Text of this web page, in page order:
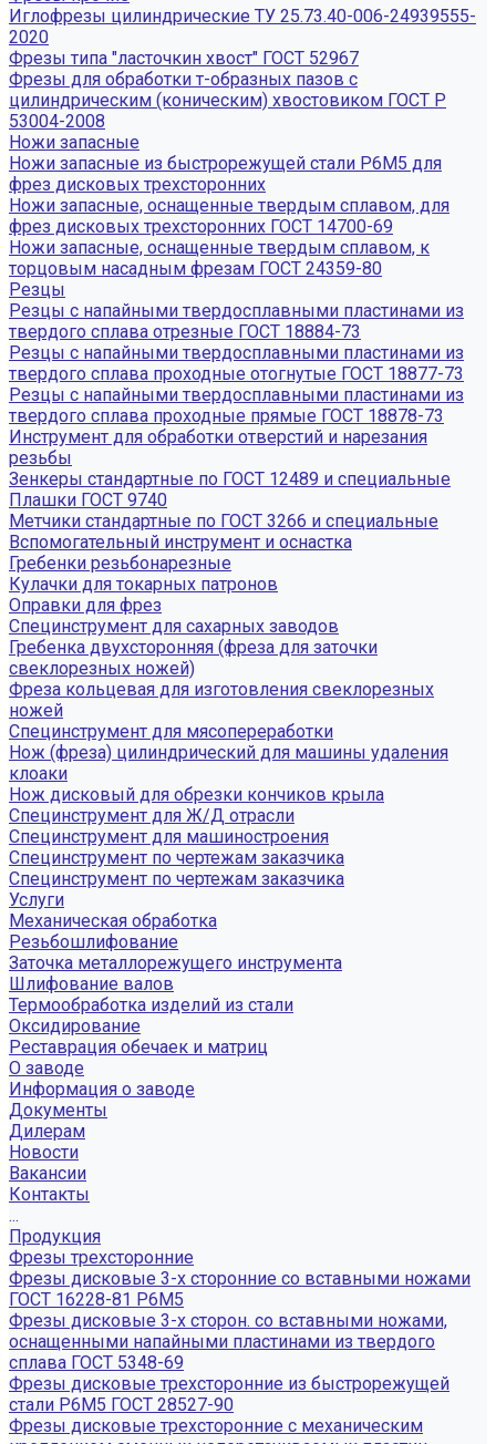
Иглофрезы цилиндрические ТУ 25.73.40-006-24939555-
2020
Фрезы типа "ласточкин хвост" ГОСТ 52967
Фрезы для обработки т-образных пазов с
цилиндрическим (коническим) хвостовиком ГОСТ Р
53004-2008
Ножи запасные
Ножи запасные из быстрорежущей стали Р6М5 для
фрез дисковых трехсторонних
Ножи запасные, оснащенные твердым сплавом, для
фрез дисковых трехсторонних ГОСТ 14700-69
Ножи запасные, оснащенные твердым сплавом, к
торцовым насадным фрезам ГОСТ 24359-80
Резцы
Резцы с напайными твердосплавными пластинами из
твердого сплава отрезные ГОСТ 18884-73
Резцы с напайными твердосплавными пластинами из
твердого сплава проходные отогнутые ГОСТ 18877-73
Резцы с напайными твердосплавными пластинами из
твердого сплава проходные прямые ГОСТ 18878-73
Инструмент для обработки отверстий и нарезания
резьбы
Зенкеры стандартные по ГОСТ 12489 и специальные
Плашки ГОСТ 9740
Метчики стандартные по ГОСТ 3266 и специальные
Вспомогательный инструмент и оснастка
Гребенки резьбонарезные
Кулачки для токарных патронов
Оправки для фрез
Специнструмент для сахарных заводов
Гребенка двухсторонняя (фреза для заточки
свеклорезных ножей)
Фреза кольцевая для изготовления свеклорезных
ножей
Специнструмент для мясопереработки
Нож (фреза) цилиндрический для машины удаления
клоаки
Нож дисковый для обрезки кончиков крыла
Специнструмент для Ж/Д отрасли
Специнструмент для машиностроения
Специнструмент по чертежам заказчика
Специнструмент по чертежам заказчика
Услуги
Механическая обработка
Резьбошлифование
Заточка металлорежущего инструмента
Шлифование валов
Термообработка изделий из стали
Оксидирование
Реставрация обечаек и матриц
О заводе
Информация о заводе
Документы
Дилерам
Новости
Вакансии
Контакты
...
Продукция
Фрезы трехсторонние
Фрезы дисковые 3-х сторонние со вставными ножами
ГОСТ 16228-81 Р6М5
Фрезы дисковые 3-х сторон. со вставными ножами,
оснащенными напайными пластинами из твердого
сплава ГОСТ 5348-69
Фрезы дисковые трехсторонние из быстрорежущей
стали Р6М5 ГОСТ 28527-90
Фрезы дисковые трехсторонние с механическим